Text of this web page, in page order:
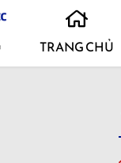
TRANG CHỦ